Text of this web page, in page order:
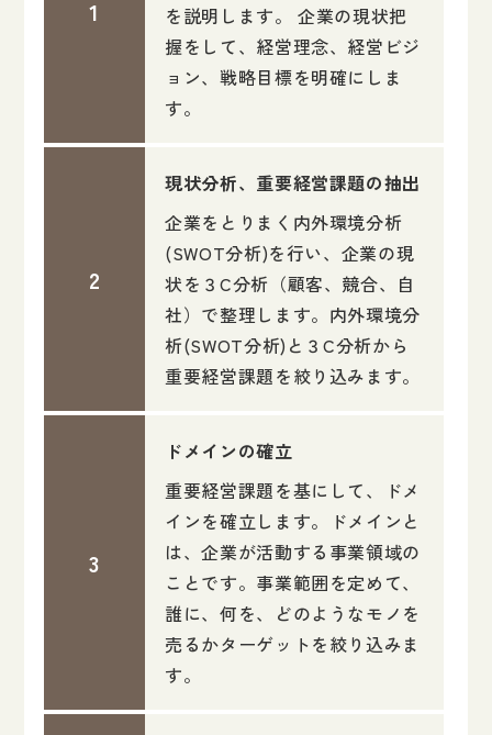
を説明します。 企業の現状把
握をして、経営理念、経営ビジ
ョン、戦略目標を明確にしま
す。
現状分析、重要経営課題の抽出
企業をとりまく内外環境分析
(SWOT分析)を行い、企業の現
状を３C分析（顧客、競合、自
社）で整理します。内外環境分
析(SWOT分析)と３C分析から
重要経営課題を絞り込みます。
ドメインの確立
重要経営課題を基にして、ドメ
インを確立します。ドメインと
は、企業が活動する事業領域の
ことです。事業範囲を定めて、
誰に、何を、どのようなモノを
売るかターゲットを絞り込みま
す。